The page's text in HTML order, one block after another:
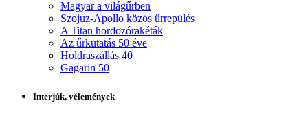
Magyar a világűrben
Szojuz-Apollo közös űrrepülés
A Titan hordozórakéták
Az űrkutatás 50 éve
Holdraszállás 40
Gagarin 50
Interjúk, vélemények